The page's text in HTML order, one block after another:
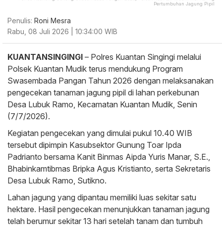
Pertumbuhan Jagung Pipil
Penulis: Roni Mesra
Rabu, 08 Juli 2026 | 10:34:00 WIB
KUANTANSINGINGI – Polres Kuantan Singingi melalui
Polsek Kuantan Mudik terus mendukung Program
Swasembada Pangan Tahun 2026 dengan melaksanakan
pengecekan tanaman jagung pipil di lahan perkebunan
Desa Lubuk Ramo, Kecamatan Kuantan Mudik, Senin
(7/7/2026).
Kegiatan pengecekan yang dimulai pukul 10.40 WIB
tersebut dipimpin Kasubsektor Gunung Toar Ipda
Padrianto bersama Kanit Binmas Aipda Yuris Manar, S.E.,
Bhabinkamtibmas Bripka Agus Kristianto, serta Sekretaris
Desa Lubuk Ramo, Sutikno.
Lahan jagung yang dipantau memiliki luas sekitar satu
hektare. Hasil pengecekan menunjukkan tanaman jagung
telah berumur sekitar 13 hari setelah tanam dan tumbuh